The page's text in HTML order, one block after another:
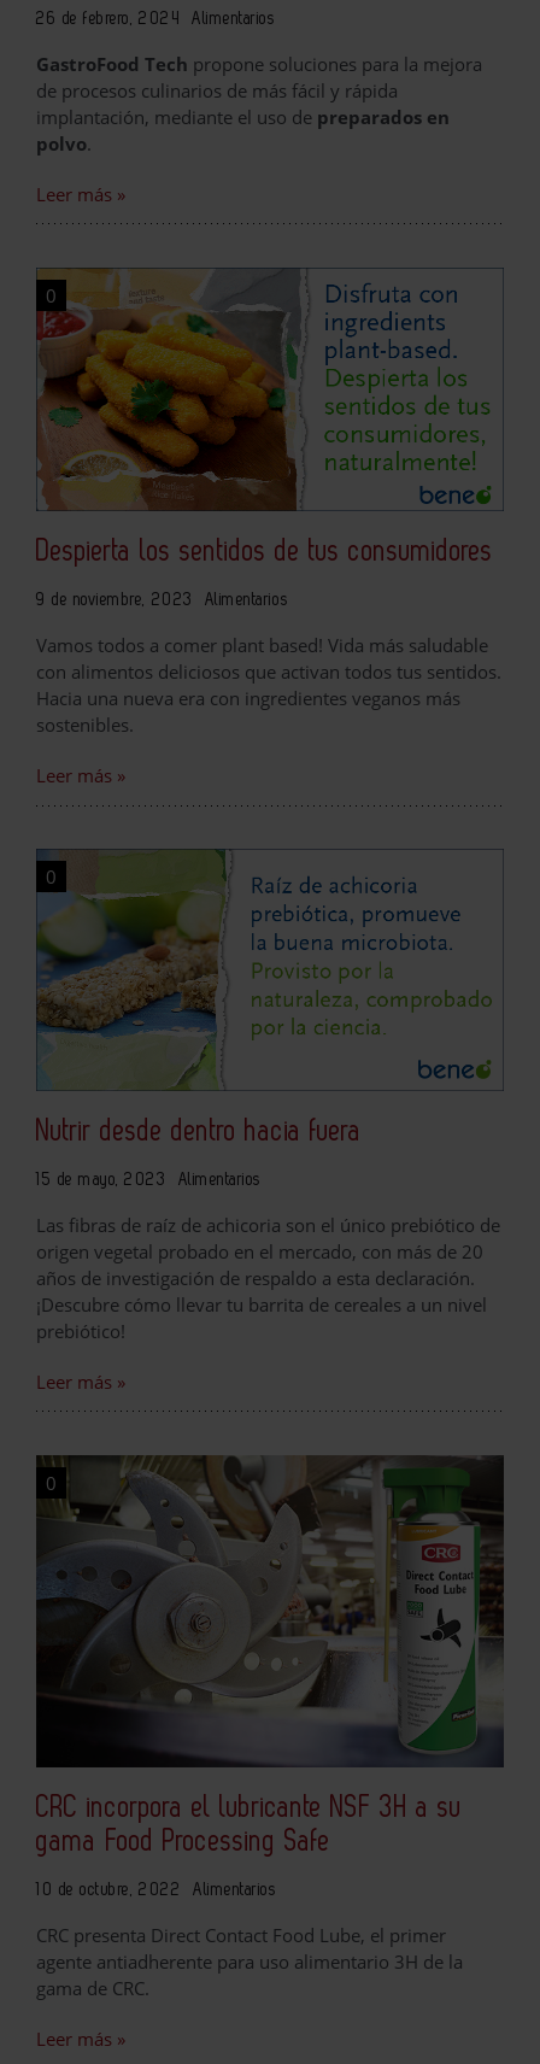
26 de febrero, 2024 Alimentarios
GastroFood Tech propone soluciones para la mejora
de procesos culinarios de más fácil y rápida
implantación, mediante el uso de preparados en
polvo.
Leer más »
0
Despierta los sentidos de tus consumidores
9 de noviembre, 2023 Alimentarios
Vamos todos a comer plant based! Vida más saludable
con alimentos deliciosos que activan todos tus sentidos.
Hacia una nueva era con ingredientes veganos más
sostenibles.
Leer más »
0
Nutrir desde dentro hacia fuera
15 de mayo, 2023 Alimentarios
Las fibras de raíz de achicoria son el único prebiótico de
origen vegetal probado en el mercado, con más de 20
años de investigación de respaldo a esta declaración.
¡Descubre cómo llevar tu barrita de cereales a un nivel
prebiótico!
Leer más »
0
CRC incorpora el lubricante NSF 3H a su
gama Food Processing Safe
10 de octubre, 2022 Alimentarios
CRC presenta Direct Contact Food Lube, el primer
agente antiadherente para uso alimentario 3H de la
gama de CRC.
Leer más »